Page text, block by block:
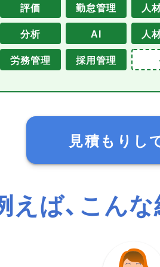
評価 勤怠管理
人
分析
AI
人
労務管理
採用管理
見積もりし
えば、こん